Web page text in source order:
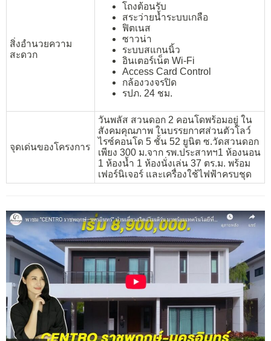
สิ่งอำนวยความ
สะดวก
โถงต้อนรับ
สระว่ายน้ำระบบเกลือ
ฟิตเนส
ซาวน่า
ระบบสแกนนิ้ว
อินเตอร์เน็ต Wi-Fi
Access Card Control
กล้องวงจรปิด
รปภ. 24 ชม.
จุดเด่นของโครงการ
วันพลัส สวนดอก 2 คอนโดพร้อมอยู่ ใน
สังคมคุณภาพ ในบรรยกาศส่วนตัวโลว์
ไรซ์คอนโด 5 ชั้น 52 ยูนิต ซ.วัดสวนดอก
เพียง 300 ม.จาก รพ.ประสาทฯ1 ห้องนอน
1 ห้องน้ำ 1 ห้องนั่งเล่น 37 ตร.ม. พร้อม
เฟอร์นิเจอร์ และเครื่องใช้ไฟฟ้าครบชุด